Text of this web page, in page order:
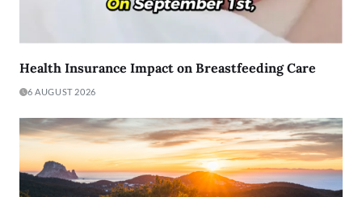
Health Insurance Impact on Breastfeeding Care
6 AUGUST 2026